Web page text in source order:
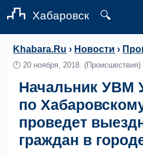
Хабаровск 🔍
Khabara.Ru › Новости ›
🕛20 ноября, 2018. (Происшествия)
Начальник УВМ
по
проведет
граждан в